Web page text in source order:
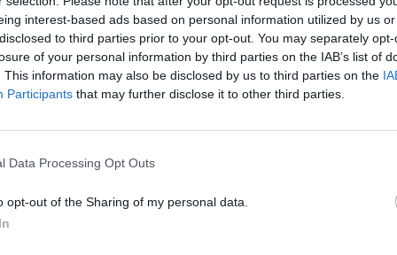
interest-based ads based on personal information utilized by us
to third parties prior to your opt-out. You may separately
of your personal information by third parties on the IAB’s list of
This information may also be disclosed by us to third parties on the
Participants that may further disclose it to other third parties.
Data Processing Opt Outs
opt-out of the Sharing of my personal data.
a szakszervezetek két másik változattal
meg a felek, így folytatódik a sztrájk az Audiban. A
már a nemzetközi ellátási láncban is
Megosztás Folytatódik a sztrájk, nincs még tárgyalási
óta tartó sztrájk a győri Audiban, miután hétfőn sem tudott
Audi Hungária Független...